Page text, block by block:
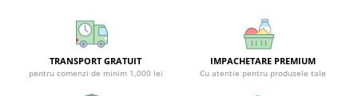
Ingrijire Personala
Ingrijire Par
TRANSPORT GRATUIT
pentru comenzi de minim 1,000 lei
IMPACHETARE PREMIUM
Cu atentie pentru produsele tale